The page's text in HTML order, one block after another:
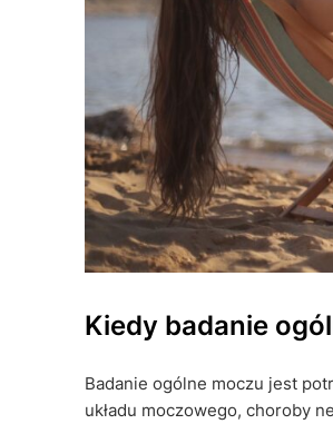
Kiedy badanie
Badanie ogólne moczu jest
układu moczowego, choroby